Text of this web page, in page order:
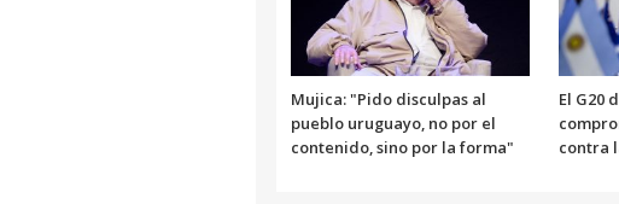
Mujica: "Pido disculpas al
pueblo uruguayo, no por el
contenido, sino por la forma"
El G20
contra